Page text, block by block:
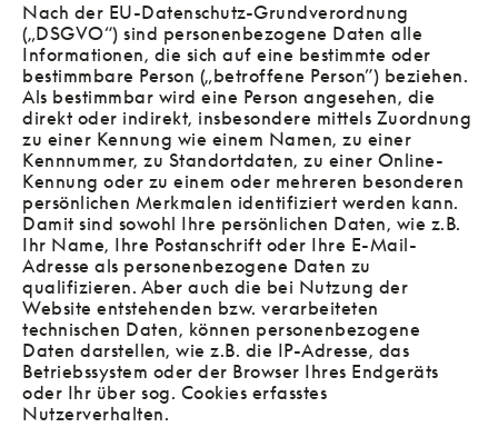
Nach der EU-Datenschutz-Grundverordnung
(„DSGVO“) sind personenbezogene Daten alle
Informationen, die sich auf eine bestimmte oder
bestimmbare Person („betroffene Person”) beziehen.
Als bestimmbar wird eine Person angesehen, die
direkt oder indirekt, insbesondere mittels Zuordnung
zu einer Kennung wie einem Namen, zu einer
Kennnummer, zu Standortdaten, zu einer Online-
Kennung oder zu einem oder mehreren besonderen
persönlichen Merkmalen identifiziert werden kann.
Damit sind sowohl Ihre persönlichen Daten, wie z.B.
Ihr Name, Ihre Postanschrift oder Ihre E-Mail-
Adresse als personenbezogene Daten zu
qualifizieren. Aber auch die bei Nutzung der
Website entstehenden bzw. verarbeiteten
technischen Daten, können personenbezogene
Daten darstellen, wie z.B. die IP-Adresse, das
Betriebssystem oder der Browser Ihres Endgeräts
oder Ihr über sog. Cookies erfasstes
Nutzerverhalten.